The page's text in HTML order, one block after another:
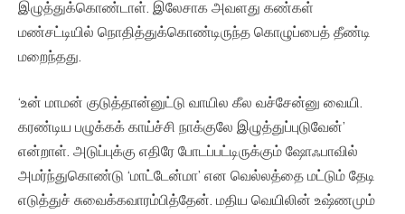
இழுத்துக்கொண்டாள். இலேசாக அவளது கண்கள்
மண்சட்டியில் நொதித்துக்கொண்டிருந்த கொழுப்பைத் தீண்டி
மறைந்தது.
‘உன் மாமன் குடுத்தான்னுட்டு வாயில கீல வச்சேன்னு வையி.
கரண்டிய பழுக்கக் காய்ச்சி நாக்குலே இழுத்துப்புடுவேன்’
என்றாள். அடுப்புக்கு எதிரே போடப்பட்டிருக்கும் ஷோஃபாவில்
அமர்ந்துகொண்டு ‘மாட்டேன்மா’ என வெல்லத்தை மட்டும் தேடி
எடுத்துச் சுவைக்கவாரம்பித்தேன். மதிய வெயிலின் உஷ்ணமும்